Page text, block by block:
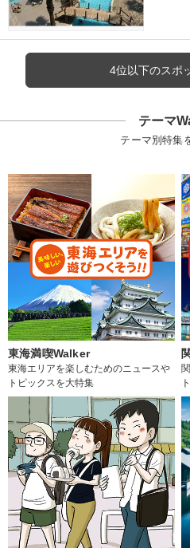
4位以下のスポ
テーマ
テーマ別特集
東海満喫Walker
東海エリアを楽しむためのニュースや
トピックスを大特集